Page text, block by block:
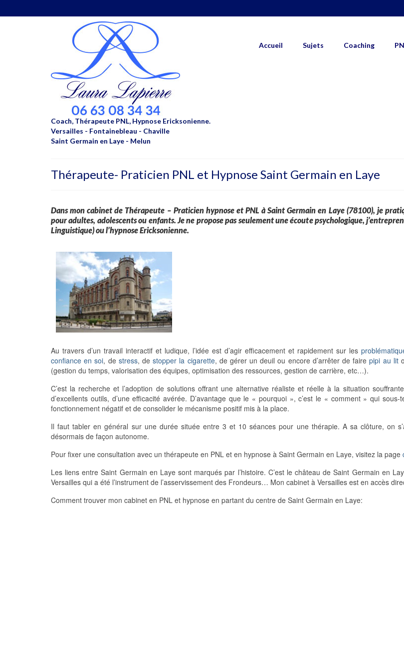
Coach, Thérapeute PNL, Hypnose Ericksonienne.
Versailles - Fontainebleau - Chaville
Saint Germain en Laye - Melun
Accueil Sujets Coaching
Thérapeute- Praticien PNL et Hypnose Saint Germain en Laye
Dans mon cabinet de Thérapeute – Praticien hypnose et PNL à Saint Germain en Laye (78100), je
pour adultes, adolescents ou enfants. Je ne propose pas seulement une écoute psychologique,
Linguistique) ou l’hypnose Ericksonienne.
Au travers d’un travail interactif et ludique, l’idée est d’agir efficacement et rapidement sur les
confiance en soi, de stress, destopper la cigarette, de gérer un deuil ou encore d’arrêter de fairepipi au lit
(gestion du temps, valorisation des équipes, optimisation des ressources, gestion de carrière, etc…).
C’est la recherche et l’adoption de solutions offrant une alternative réaliste et réelle à la situation
d’excellents outils, d’une efficacité avérée. D’avantage que le « pourquoi », c’est le « comment » qui
fonctionnement négatif et de consolider le mécanisme positif mis à la place.
Il faut tabler en général sur une durée située entre 3 et 10 séances pour une thérapie. A sa clôture, on
désormais de façon autonome.
Pour fixer une consultation avec un thérapeute en PNL et en hypnose à Saint Germain en Laye, visitez la page
Les liens entre Saint Germain en Laye sont marqués par l’histoire. C’est le château de Saint Germain en
Versailles qui a été l’instrument de l’asservissement des Frondeurs… Mon cabinet à Versailles est en accès
Comment trouver mon cabinet en PNL et hypnose en partant du centre de Saint Germain en Laye: